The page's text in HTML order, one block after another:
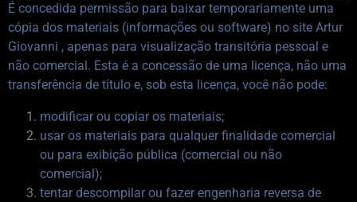
É concedida permissão para baixar temporariamente uma
cópia dos materiais (informações ou software) no site Artur
Giovanni , apenas para visualização transitória pessoal e
não comercial. Esta é a concessão de uma licença, não uma
transferência de título e, sob esta licença, você não pode:
modificar ou copiar os materiais;
usar os materiais para qualquer finalidade comercial
ou para exibição pública (comercial ou não
comercial);
tentar descompilar ou fazer engenharia reversa de